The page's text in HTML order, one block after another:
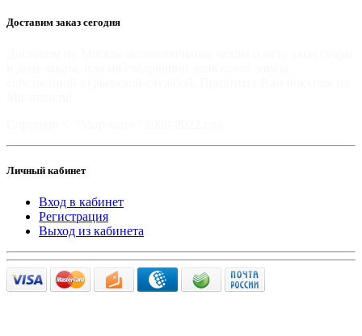
Доставим заказ сегодня
Личный кабинет
Вход в кабинет
Регистрация
Выход из кабинета